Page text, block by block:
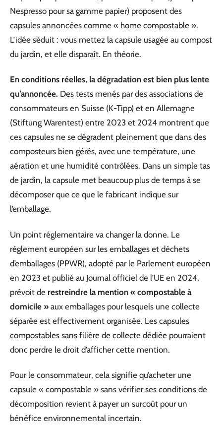
Nespresso pour sa gamme papier) proposent des
capsules annoncées comme « home compostable ».
L’idée séduit : vous mettez la capsule usagée au compost
du jardin, et elle disparaît. En théorie.
En conditions réelles, la dégradation est bien plus lente
qu’annoncée. Des tests menés par des associations de
consommateurs en Suisse (K-Tipp) et en Allemagne
(Stiftung Warentest) entre 2023 et 2024 montrent que
ces capsules ne se dégradent pleinement que dans des
composteurs bien gérés, avec une température, une
aération et une humidité contrôlées. Dans un simple tas
de jardin, la capsule met beaucoup plus de temps à se
décomposer que ce que le fabricant indique sur
l’emballage.
Un point réglementaire va changer la donne. Le
règlement européen sur les emballages et déchets
d’emballages (PPWR), adopté par le Parlement européen
en 2023 et publié au Journal officiel de l’UE en 2024,
prévoit de restreindre la mention « compostable à
domicile » aux emballages pour lesquels une collecte
séparée est effectivement organisée. Les capsules
compostables sans filière de collecte dédiée pourraient
donc perdre le droit d’afficher cette mention.
Pour le consommateur, cela signifie qu’acheter une
capsule « compostable » sans vérifier ses conditions de
décomposition revient à payer un surcoût pour un
bénéfice environnemental incertain.